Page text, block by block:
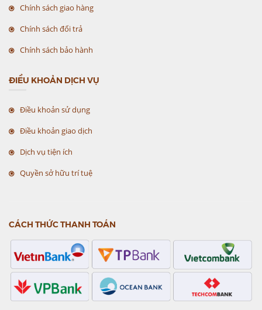
Chính sách giao hàng
Chính sách đổi trả
Chính sách bảo hành
ĐIỀU KHOẢN DỊCH VỤ
Điều khoản sử dụng
Điều khoản giao dịch
Dịch vụ tiện ích
Quyền sở hữu trí tuệ
CÁCH THỨC THANH TOÁN